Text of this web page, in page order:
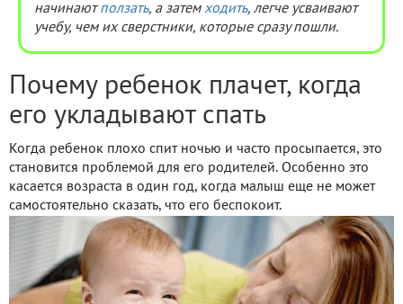
начинаютползать, а затем ходить, легче усваивают
учебу, чем их сверстники, которые сразу пошли.
Почему ребенок плачет, когда
его укладывают спать
Когда ребенок плохо спит ночью и часто просыпается, это
становится проблемой для его родителей. Особенно это
касается возраста в один год, когда малыш еще не может
самостоятельно сказать, что его беспокоит.